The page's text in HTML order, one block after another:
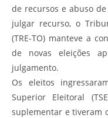
de recursos e abuso
julgar recurso, o
(TRE-TO) manteve a
de novas eleições
julgamento.
Os eleitos
Superior Eleitoral
suplementar e tiveram